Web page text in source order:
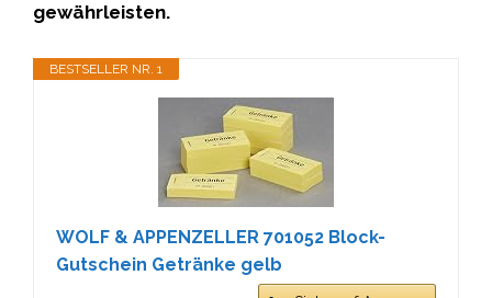
gewährleisten.
BESTSELLER NR. 1
WOLF & APPENZELLER 701052 Block-
Gutschein Getränke gelb